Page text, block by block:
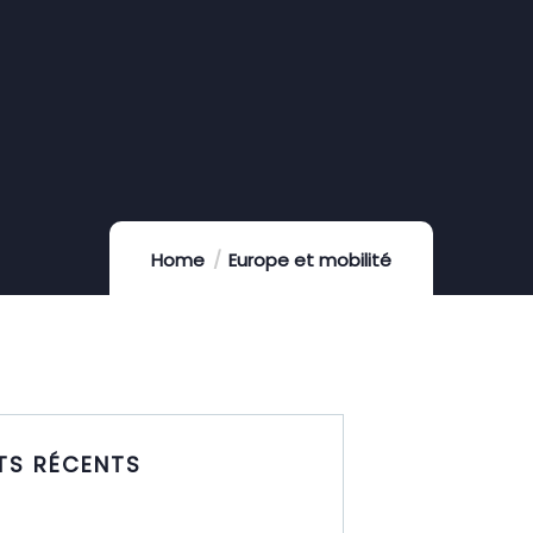
Home Europe et mobilité
RÉCENTS